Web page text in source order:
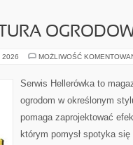
2026 MOŻLIWOŚĆ
Serwis Hellerówka to
ogrodom w określonym
pomaga zaprojektować
którym pomysł spotyka